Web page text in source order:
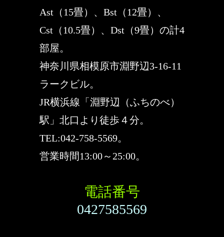
Ast（15畳）、Bst（12畳）、
Cst（10.5畳）、Dst（9畳）の計4
部屋。
神奈川県相模原市淵野辺3-16-11
ラークビル。
JR横浜線「淵野辺（ふちのべ）
駅」北口より徒歩４分。
TEL:042-758-5569。
営業時間13:00～25:00。
電話番号
0427585569